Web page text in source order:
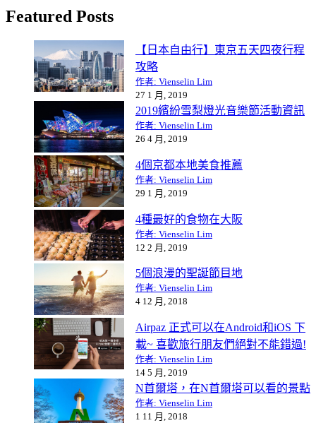
Featured Posts
【日本自由行】東京五天四夜行程
攻略
作者: Vienselin Lim
27 1 月, 2019
2019繽紛雪梨燈光音樂節活動資訊
作者: Vienselin Lim
26 4 月, 2019
4個京都本地美食推薦
作者: Vienselin Lim
29 1 月, 2019
4種最好的食物在大阪
作者: Vienselin Lim
12 2 月, 2019
5個浪漫的聖誕節目地
作者: Vienselin Lim
4 12 月, 2018
Airpaz 正式可以在Android和iOS 下
載~ 喜歡旅行朋友們絕對不能錯過!
作者: Vienselin Lim
14 5 月, 2019
N首爾塔，在N首爾塔可以看的景點
作者: Vienselin Lim
1 11 月, 2018